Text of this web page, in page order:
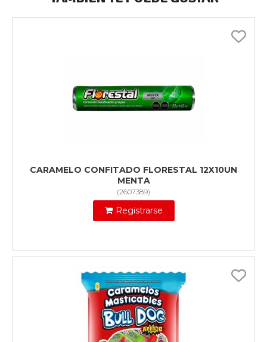
CARAMELO CONFITADO FLORESTAL 12X10UN
MENTA
(2607389)
Registrarse